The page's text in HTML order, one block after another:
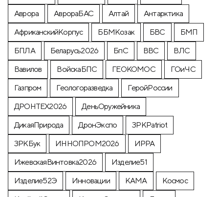
Аврора
АврораБАС Алтай
Антарктика
АфриканскийКорпус
ББМКозак БВС
БМП
БПЛА
Беларусь2026 БпС ВВС
ВЛС
Вавилов
ВойскаБПС ГЕОКОМОС
ГОиЧС
Газпром
Геологоразведка
ГеройРоссии
ДРОНТЕХ2026
ДеньОружейника
ДикаяПрирода
ДронЭкспо
ЗРКPatriot
ЗРКБук
ИННОПРОМ2026
ИРРА
ИжевскаяВинтовка2026
Изделие51
Изделие52Э
Инновации КАМА
Космос